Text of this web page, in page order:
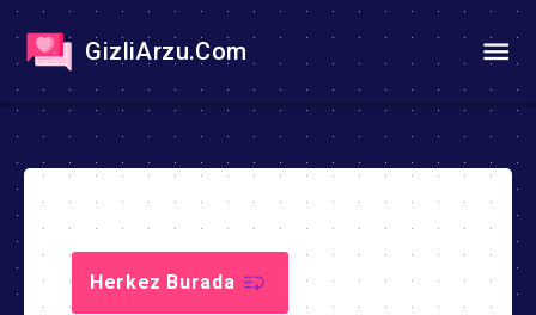
GizliArzu.Com
Herkez Burada